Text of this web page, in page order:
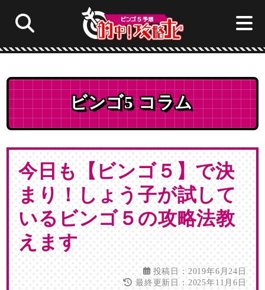
ロト6予想☆的中！攻略ナビ
ミニロト予想☆的中！攻略ナビ
ナンバーズ4予想☆的中！攻略ナビ
サイト内
ナンバーズ4 ナンバーズ3 ビンゴ5
ビンゴ5 コラム
今日も【ビンゴ５】で決
まり！しょう子が試して
いるビンゴ５の攻略法教
えます
投稿日：2019年6月24日
最終更新日：2025年11月6日